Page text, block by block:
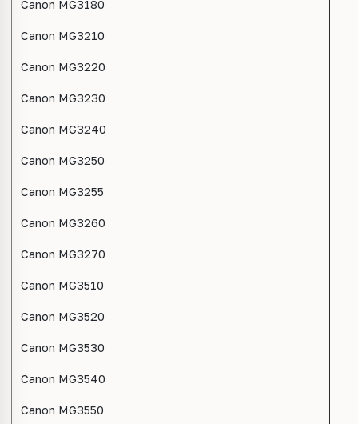
Canon MG3180
Canon MG3210
Canon MG3220
Canon MG3230
Canon MG3240
Canon MG3250
Canon MG3255
Canon MG3260
Canon MG3270
Canon MG3510
Canon MG3520
Canon MG3530
Canon MG3540
Canon MG3550